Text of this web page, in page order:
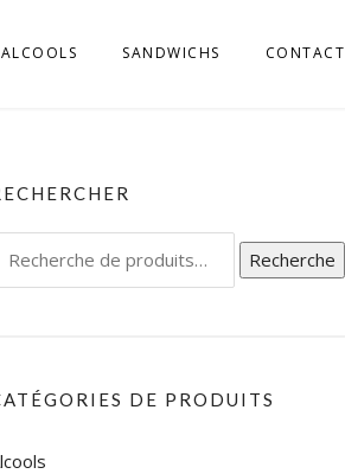
FRIULI
TRENTINO
CALABRIA
ALCOOLS SANDWICHS CONTACT
Recherche
DE PRODUITS